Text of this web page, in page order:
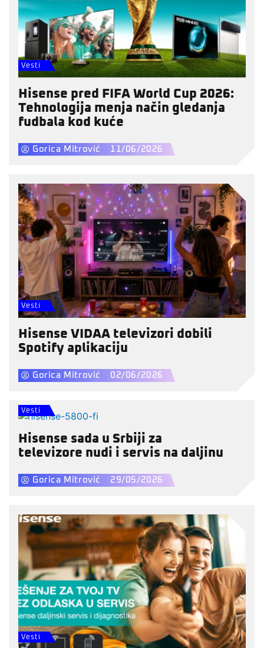
Vesti
Hisense pred FIFA World Cup 2026:
Tehnologija menja način gledanja
fudbala kod kuće
Gorica Mitrović 11/06/2026
Vesti
Hisense VIDAA televizori dobili
Spotify aplikaciju
Gorica Mitrović 02/06/2026
Vesti
Hisense sada u Srbiji za
televizore nudi i servis na daljinu
Gorica Mitrović 29/05/2026
Vesti